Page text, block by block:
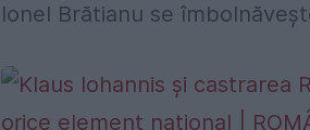
Ionel Brătianu se